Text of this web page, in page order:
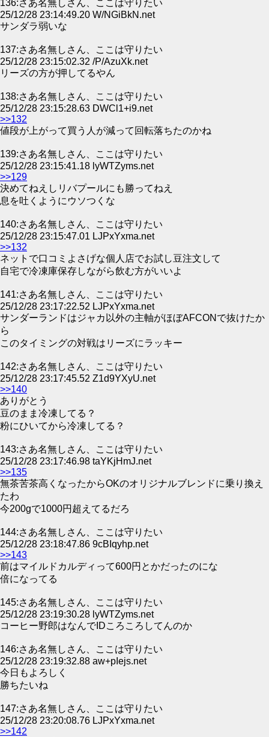
136:さあ名無しさん、ここは守りたい
25/12/28 23:14:49.20 W/NGiBkN.net
サンダラ弱いな
137:さあ名無しさん、ここは守りたい
25/12/28 23:15:02.32 /P/AzuXk.net
リーズの方が押してるやん
138:さあ名無しさん、ここは守りたい
25/12/28 23:15:28.63 DWCl1+i9.net
>>132
値段が上がって買う人が減って回転落ちたのかね
139:さあ名無しさん、ここは守りたい
25/12/28 23:15:41.18 lyWTZyms.net
>>129
決めてねえしリバプールにも勝ってねえ
息を吐くようにウソつくな
140:さあ名無しさん、ここは守りたい
25/12/28 23:15:47.01 LJPxYxma.net
>>132
ネットで口コミよさげな個人店でお試し豆注文して
自宅で冷凍庫保存しながら飲む方がいいよ
141:さあ名無しさん、ここは守りたい
25/12/28 23:17:22.52 LJPxYxma.net
サンダーランドはジャカ以外の主軸がほぼAFCONで抜けたか
ら
このタイミングの対戦はリーズにラッキー
142:さあ名無しさん、ここは守りたい
25/12/28 23:17:45.52 Z1d9YXyU.net
>>140
ありがとう
豆のまま冷凍してる？
粉にひいてから冷凍してる？
143:さあ名無しさん、ここは守りたい
25/12/28 23:17:46.98 taYKjHmJ.net
>>135
無茶苦茶高くなったからOKのオリジナルブレンドに乗り換え
たわ
今200gで1000円超えてるだろ
144:さあ名無しさん、ここは守りたい
25/12/28 23:18:47.86 9cBIqyhp.net
>>143
前はマイルドカルディって600円とかだったのにな
倍になってる
145:さあ名無しさん、ここは守りたい
25/12/28 23:19:30.28 lyWTZyms.net
コーヒー野郎はなんでIDころころしてんのか
146:さあ名無しさん、ここは守りたい
25/12/28 23:19:32.88 aw+pIejs.net
今日もよろしく
勝ちたいね
147:さあ名無しさん、ここは守りたい
25/12/28 23:20:08.76 LJPxYxma.net
>>142